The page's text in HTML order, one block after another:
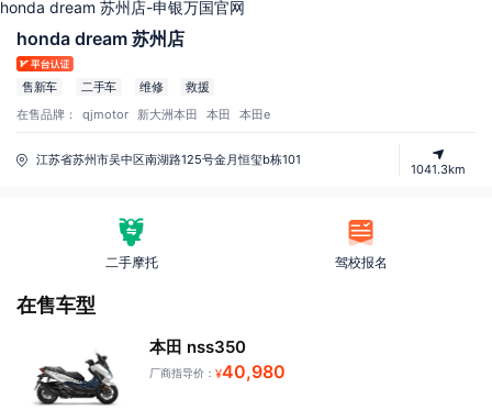
honda dream 苏州店-申银万国官网
honda dream 苏州店
售新车 二手车 维修 救援
在售品牌： qjmotor 新大洲本田 本田 本田e
江苏省苏州市吴中区南湖路125号金月恒玺b栋101
1041.3km
二手摩托 驾校报名
在售车型
本田 nss350
厂商指导价： ¥40,980